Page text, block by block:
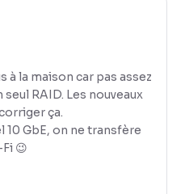
à la maison car pas assez
RAID. Les nouveaux
ça.
10 GbE, on ne transfère
😉